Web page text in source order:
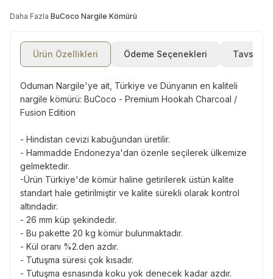
Daha Fazla BuCoco Nargile Kömürü
Ürün Özellikleri Ödeme Seçenekleri Tavsiye
Oduman Nargile'ye ait, Türkiye ve Dünyanın en kaliteli
nargile kömürü: BuCoco - Premium Hookah Charcoal /
Fusion Edition
- Hindistan cevizi kabuğundan üretilir.
- Hammadde Endonezya'dan özenle seçilerek ülkemize
gelmektedir.
-Ürün Türkiye'de kömür haline getirilerek üstün kalite
standart hale getirilmiştir ve kalite sürekli olarak kontrol
altındadır.
- 26 mm küp şekindedir.
- Bu pakette 20 kg kömür bulunmaktadır.
- Kül oranı %2.den azdır.
- Tutuşma süresi çok kısadır.
- Tutuşma esnasında koku yok denecek kadar azdır.